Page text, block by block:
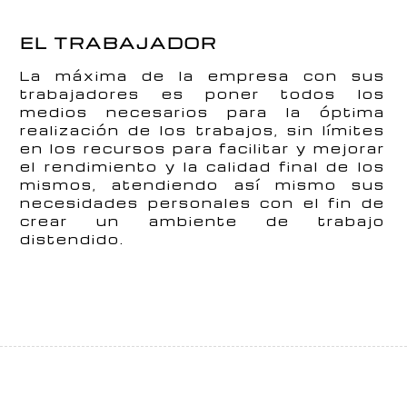
EL TRABAJADOR
La máxima de la empresa con sus
trabajadores es poner todos los
medios necesarios para la óptima
realización de los trabajos, sin límites
en los recursos para facilitar y mejorar
el rendimiento y la calidad final de los
mismos, atendiendo así mismo sus
necesidades personales con el fin de
crear un ambiente de trabajo
distendido.